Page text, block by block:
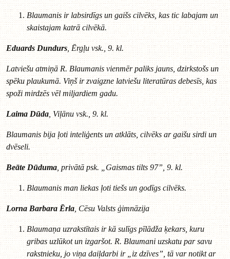
Blaumanis ir labsirdīgs un gaišs cilvēks, kas tic labajam un
skaistajam katrā cilvēkā.
Eduards Dundurs , Ērgļu vsk., 9. kl.
Latviešu atmiņā R. Blaumanis vienmēr paliks jauns, dzirkstošs un
spēku plaukumā. Viņš ir zvaigzne latviešu literatūras debesīs, kas
spoži mirdzēs vēl miljardiem gadu.
Laima Dūda , Viļānu vsk., 9. kl.
Blaumanis bija ļoti inteliģents un atklāts, cilvēks ar gaišu sirdi un
dvēseli.
Beāte Dūduma, privātā psk. „Gaismas tilts 97”, 9. kl.
Blaumanis man liekas ļoti tiešs un godīgs cilvēks.
Lorna Barbara Ērla, Cēsu Valsts ģimnāzija
Blaumaņa uzrakstītais ir kā sulīgs pīlādža ķekars, kuru
gribas uzlūkot un izgaršot. R. Blaumani uzskatu par savu
rakstnieku, jo viņa daiļdarbi ir „iz dzīves”, tā var notikt ar